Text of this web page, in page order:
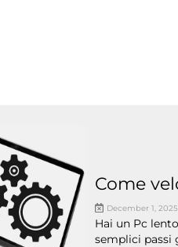
Come
December 1,
Hai un Pc
semplici passi